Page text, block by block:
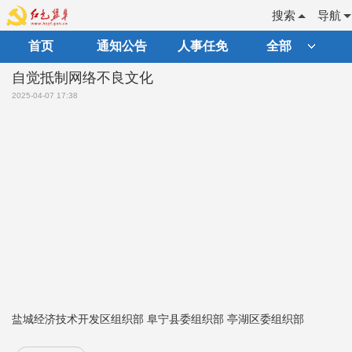
导航
搜索
首页 通知公告 人事任免 全部
自觉抵制网络不良文化
2025-04-07 17:38
盐城经济技术开发区组织部 阜宁县委组织部 亭湖区委组织部